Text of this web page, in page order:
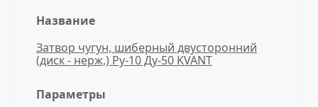
Название
Затвор чугун, шиберный двусторонний
(диск - нерж,) Ру-10 Ду-50 KVANT
Параметры